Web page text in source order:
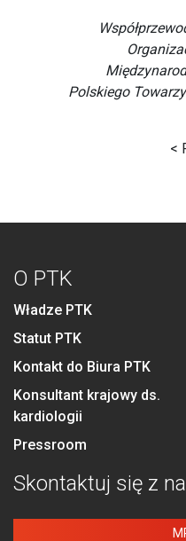
Polskiego
<
O PTK
Władze PTK
Statut PTK
Kontakt do Biura PTK
Konsultant krajowy ds.
kardiologii
Pressroom
Skontaktuj się z